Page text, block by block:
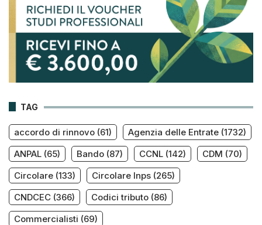
TAG
accordo di rinnovo (61) Agenzia delle Entrate (1732)
ANPAL (65) Bando (87) CCNL (142) CDM (70)
Circolare (133) Circolare Inps (265)
CNDCEC (366) Codici tributo (86)
Commercialisti (69)